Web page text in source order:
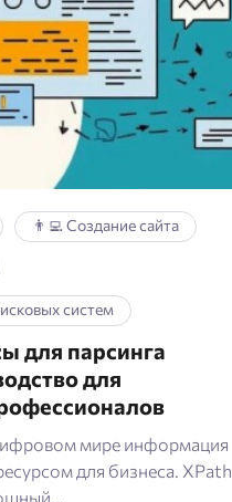
👨‍💻 Создание сайта
систем
для парсинга
для
мире информация
для бизнеса. XPath